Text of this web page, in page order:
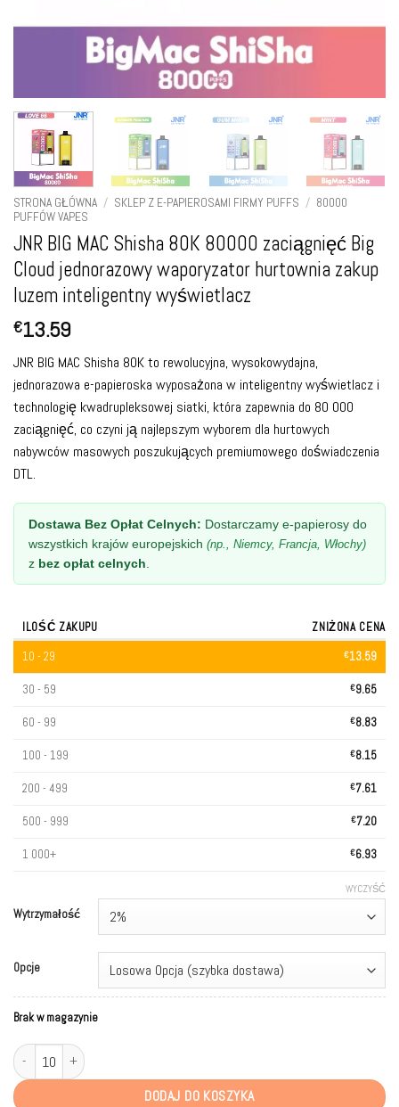
STRONA GŁÓWNA / SKLEP Z E-PAPIEROSAMI FIRMY PUFFS / 80000
PUFFÓW VAPES
JNR BIG MAC Shisha 80K 80000 zaciągnięć Big
Cloud jednorazowy waporyzator hurtownia zakup
luzem inteligentny wyświetlacz
€13.59
JNR BIG MAC Shisha 80K to rewolucyjna, wysokowydajna,
jednorazowa e-papieroska wyposażona w inteligentny wyświetlacz i
technologię kwadrupleksowej siatki, która zapewnia do 80 000
zaciągnięć, co czyni ją najlepszym wyborem dla hurtowych
nabywców masowych poszukujących premiumowego doświadczenia
DTL.
Dostawa Bez Opłat Celnych: Dostarczamy e-papierosy do
wszystkich krajów europejskich (np., Niemcy, Francja, Włochy)
z bez opłat celnych.
ILOŚĆ ZAKUPU
ZNIŻONA CENA
10 - 29
€13.59
30 - 59 €9.65
60 - 99 €8.83
100 - 199 €8.15
200 - 499 €7.61
500 - 999 €7.20
1 000+ €6.93
Wytrzymałość
Opcje
WYCZYŚĆ
Brak w magazynie
ilość JNR BIG MAC Shisha 80K 80000 Puffs Big Cloud Disposable Vape
DODAJ DO KOSZYKA